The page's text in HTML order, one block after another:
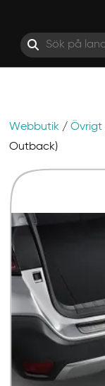
Hoppa till innehåll
Webbutik /Övrigt
Outback)